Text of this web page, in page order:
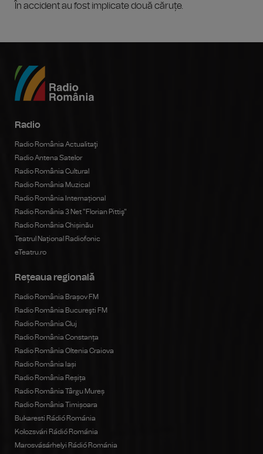
În accident au fost implicate două căruțe.
Radio
Radio România Actualitaţi
Radio Antena Satelor
Radio România Cultural
Radio România Muzical
Radio România Internațional
Radio România 3 Net "Florian Pittiş"
Radio România Chișinău
Teatrul Național Radiofonic
eTeatru.ro
Rețeaua regională
Radio România Brașov FM
Radio România Bucureşti FM
Radio România Cluj
Radio România Constanța
Radio România Oltenia Craiova
Radio România Iași
Radio România Reșița
Radio România Târgu Mureș
Radio România Timișoara
Bukaresti Rádió Románia
Kolozsvári Rádió Románia
Marosvásárhelyi Rádió Románia